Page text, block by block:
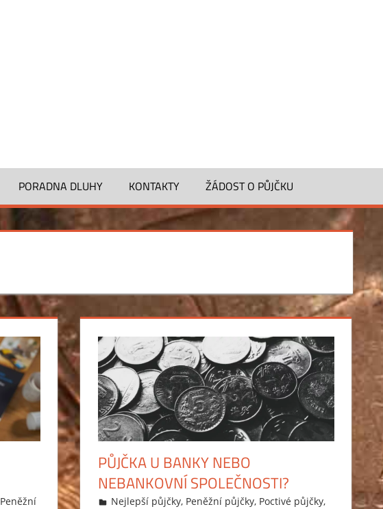
PORADNA DLUHY KONTAKTY ŽÁDOST O PŮJČKU
Peněžní
PŮJČKA U BANKY NEBO
NEBANKOVNÍ SPOLEČNOSTI?
23.1.2015
Markéta Svobodová
Nejlepší půjčky, Peněžní půjčky, Poctivé půjčky,